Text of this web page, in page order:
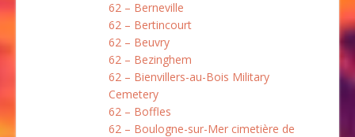
62 – Berneville
62 – Bertincourt
62 – Beuvry
62 – Bezinghem
62 – Bienvillers-au-Bois Military
Cemetery
62 – Boffles
62 – Boulogne-sur-Mer cimetière de